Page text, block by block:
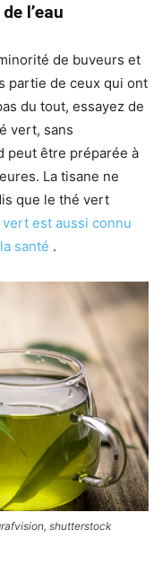
l’eau
de buveurs et
partie de ceux qui ont
du tout, essayez de
vert, sans
peut être préparée à
La tisane ne
que le thé vert
vert est aussi connu
santé .
shutterstock